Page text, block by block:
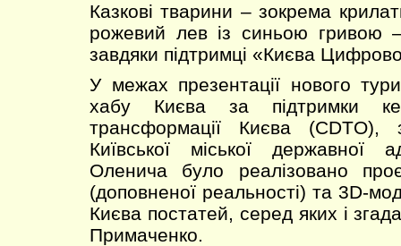
Казкові тварини – зокрема
рожевий лев із синьою гривою
завдяки підтримці «Києва
У межах презентації нового
хабу Києва за підтримки
трансформації Києва (CDTO),
Київської міської державної
Оленича було реалізовано
(доповненої реальності) та 3D-
Києва постатей, серед яких і
Примаченко.